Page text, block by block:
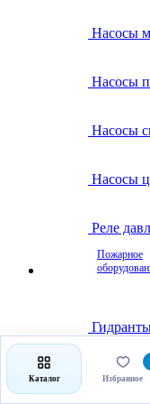
Насосы
Насосы
Насосы
Насосы
Реле
Пожарное
Каталог Избранное